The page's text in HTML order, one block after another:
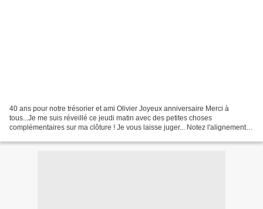
40 ans pour notre trésorier et ami Olivier Joyeux anniversaire Merci à
tous...Je me suis réveillé ce jeudi matin avec des petites choses
complémentaires sur ma clôture ! Je vous laisse juger... Notez l'alignement